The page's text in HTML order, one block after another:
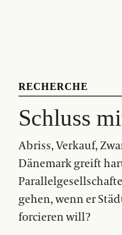
RECHERCHE
Schluss
Abriss, Verkauf,
Dänemark greift
gehen, wenn er
forcieren will?